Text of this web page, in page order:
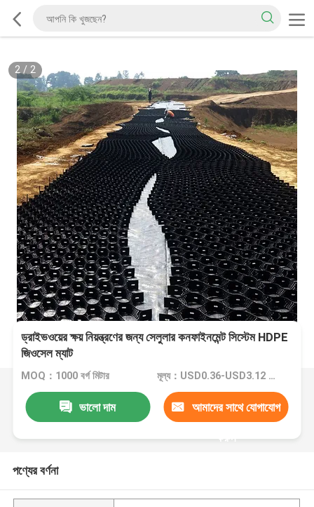
2/ 2
ড্রাইভওয়ের ক্ষয় নিয়ন্ত্রণের জন্য সেলুলার কনফাইনমেন্ট সিস্টেম HDPE
জিওসেল ম্যাট
MOQ：1000 বর্গ মিটার মূল্য：USD0.36-USD3.12 per square meter
ভালো দাম আমাদের সাথে যোগাযোগ
করুন
পণ্যের বর্ণনা